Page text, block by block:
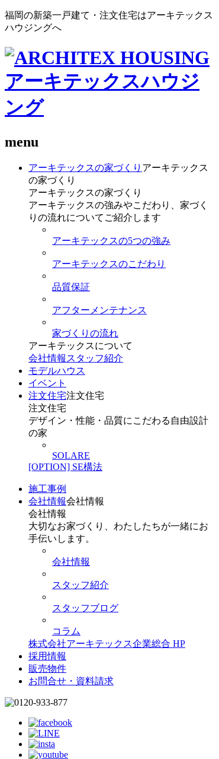
福岡の新築一戸建て・注文住宅はアーキテックス
ハウジングへ
menu
アーキテックスの家づくり アーキテックス
の家づくり
アーキテックスの家づくり
アーキテックスの強みやこだわり、家づく
りの流れについてご紹介します
アーキテックスの5つの強み
アーキテックスのこだわり
品質保証
アフターメンテナンス
家づくりの流れ
アーキテックスについて
会社情報 スタッフ紹介
モデルハウス
イベント
注文住宅注文住宅
注文住宅
デザイン・性能・品質にこだわる自由設計
の家
SOLARE
[OPTION] SE構法
施工事例
会社情報会社情報
会社情報
大切なお家づくり、わたしたちが一緒にお
手伝いします。
会社情報
スタッフ紹介
スタッフブログ
コラム
株式会社アーキテックス企業総合 HP
採用情報
販売物件
お問合せ・資料請求